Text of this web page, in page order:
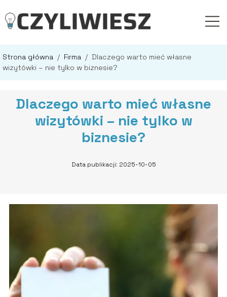
Strona główna / Firma / Dlaczego warto mieć własne
wizytówki – nie tylko w biznesie?
Dlaczego warto mieć własne
wizytówki – nie tylko w
biznesie?
Data publikacji: 2025-10-05